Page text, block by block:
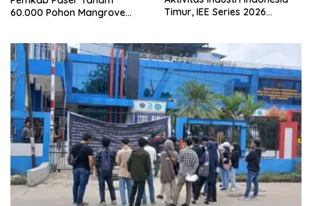
Timur, IEE Series 2026
InvestasiStrategis Industri